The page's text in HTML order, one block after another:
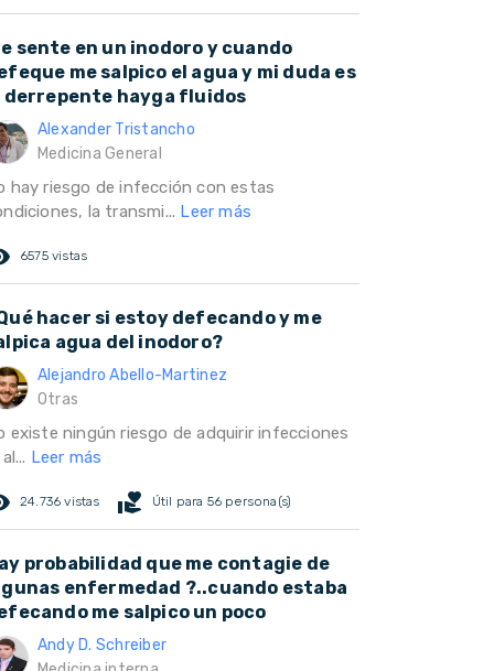
sente en un inodoro y cuando
me salpico el agua y mi duda es
derrepente hayga fluidos
Alexander Tristancho
Medicina General
hay riesgo de infección con estas
la transmi... Leer más
6575 vistas
hacer si estoy defecando y me
agua del inodoro?
Alejandro Abello-Martinez
Otras
existe ningún riesgo de adquirir infecciones
Leer más
24.736 vistas volunteer_activism Útil para 56 persona(s)
probabilidad que me contagie de
enfermedad ?..cuando estaba
me salpico un poco
Andy D. Schreiber